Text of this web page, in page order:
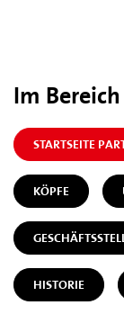
Im
STARTSEITE
KÖPFE
HISTORIE